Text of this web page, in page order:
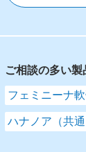
ご相談の多い製
フェミニーナ
ハナノア（共通